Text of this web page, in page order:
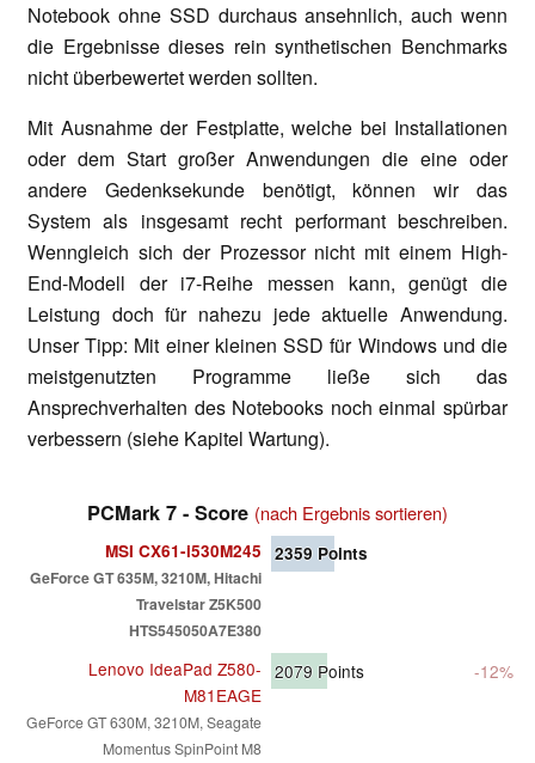
Notebook ohne SSD durchaus ansehnlich, auch wenn
die Ergebnisse dieses rein synthetischen Benchmarks
nicht überbewertet werden sollten.
Mit Ausnahme der Festplatte, welche bei Installationen
oder dem Start großer Anwendungen die eine oder
andere Gedenksekunde benötigt, können wir das
System als insgesamt recht performant beschreiben.
Wenngleich sich der Prozessor nicht mit einem High-
End-Modell der i7-Reihe messen kann, genügt die
Leistung doch für nahezu jede aktuelle Anwendung.
Unser Tipp: Mit einer kleinen SSD für Windows und die
meistgenutzten Programme ließe sich das
Ansprechverhalten des Notebooks noch einmal spürbar
verbessern (siehe Kapitel Wartung).
PCMark 7 - Score (nach Ergebnis sortieren)
MSI CX61-i530M245
GeForce GT 635M, 3210M, Hitachi
Travelstar Z5K500
HTS545050A7E380
2359 Points
Lenovo IdeaPad Z580-
M81EAGE
GeForce GT 630M, 3210M, Seagate
Momentus SpinPoint M8
2079 Points -12%